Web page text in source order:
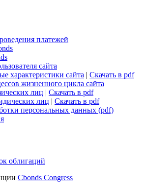
платежей
сайта
характеристики сайта | Скачать в pdf
жизненного цикла сайта
лиц | Скачать в pdf
лиц | Скачать в pdf
персональных данных (pdf)
облигаций
Cbonds Congress